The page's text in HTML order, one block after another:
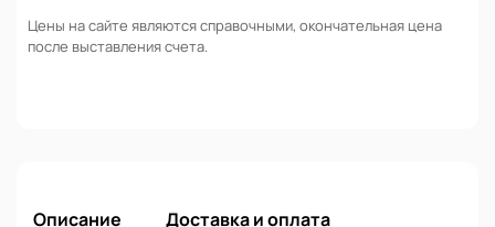
Цены на сайте являются справочными, окончательная цена
после выставления счета.
Описание Доставка и оплата